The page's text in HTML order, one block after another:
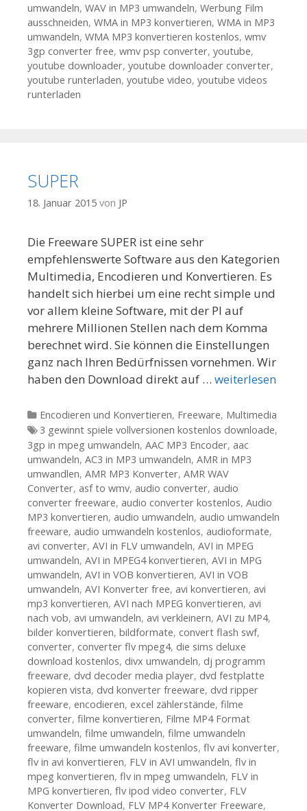
umwandeln, WAV in MP3 umwandeln, Werbung Film
ausschneiden, WMA in MP3 konvertieren, WMA in MP3
umwandeln, WMA MP3 konvertieren kostenlos, wmv
3gp converter free, wmv psp converter, youtube,
youtube downloader, youtube downloader converter,
youtube runterladen, youtube video, youtube videos
runterladen
SUPER
18. Januar 2015 von JP
Die Freeware SUPER ist eine sehr
empfehlenswerte Software aus den Kategorien
Multimedia, Encodieren und Konvertieren. Es
handelt sich hierbei um eine recht simple und
vor allem kleine Software, mit der PI auf
mehrere Millionen Stellen nach dem Komma
berechnet wird. Sie können die Einstellungen
ganz nach Ihren Bedürfnissen vornehmen. Wir
haben den Download direkt auf … weiterlesen
Kategorien
Encodieren und Konvertieren, Freeware, Multimedia
Tags
3 gewinnt spiele vollversionen kostenlos downloade,
3gp in mpeg umwandeln, AAC MP3 Encoder, aac
umwandeln, AC3 in MP3 umwandeln, AMR in MP3
umwandlen, AMR MP3 Konverter, AMR WAV
Converter, asf to wmv, audio converter, audio
converter freeware, audio converter kostenlos, Audio
MP3 konvertieren, audio umwandeln, audio umwandeln
freeware, audio umwandeln kostenlos, audioformate,
avi converter, AVI in FLV umwandeln, AVI in MPEG
umwandeln, AVI in MPEG4 konvertieren, AVI in MPG
umwandeln, AVI in VOB konvertieren, AVI in VOB
umwandeln, AVI Konverter free, avi konvertieren, avi
mp3 konvertieren, AVI nach MPEG konvertieren, avi
nach vob, avi umwandeln, avi verkleinern, AVI zu MP4,
bilder konvertieren, bildformate, convert flash swf,
converter, converter flv mpeg4, die sims deluxe
download kostenlos, divx umwandeln, dj programm
freeware, dvd decoder media player, dvd festplatte
kopieren vista, dvd konverter freeware, dvd ripper
freeware, encodieren, excel zählerstände, filme
converter, filme konvertieren, Filme MP4 Format
umwandeln, filme umwandeln, filme umwandeln
freeware, filme umwandeln kostenlos, flv avi konverter,
flv in avi konvertieren, FLV in AVI umwandeln, flv in
mpeg konvertieren, flv in mpeg umwandeln, FLV in
MPG konvertieren, flv ipod video converter, FLV
Konverter Download, FLV MP4 Konverter Freeware,